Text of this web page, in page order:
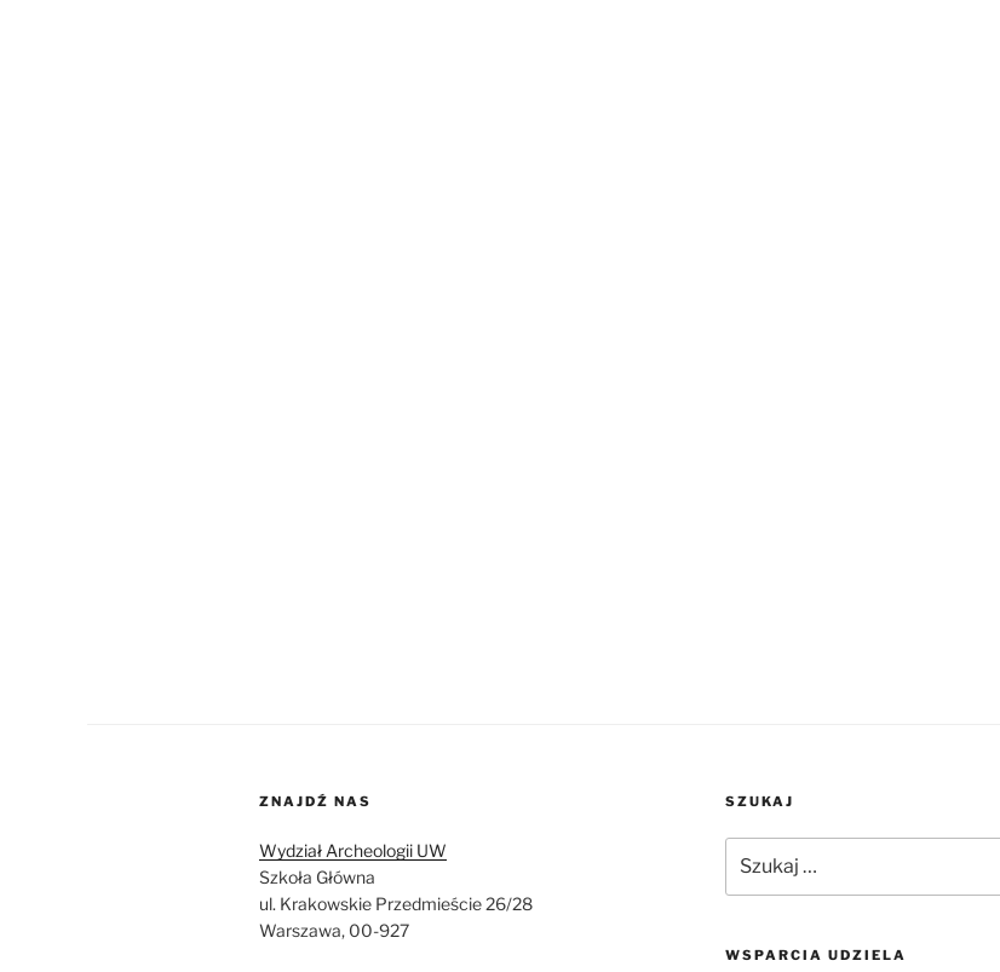
ZNAJDŹ NAS
Wydział Archeologii UW
Szkoła Główna
ul. Krakowskie Przedmieście 26/28
Warszawa, 00-927
SZUKAJ
WSPARCIA UDZIELA